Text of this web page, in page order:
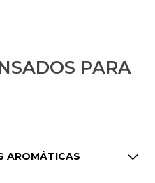
PARA
AROMÁTICAS